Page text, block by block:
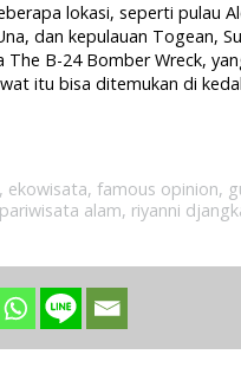
lokasi, seperti pulau
dan kepulauan Togean,
B-24 Bomber Wreck,
itu bisa ditemukan di
, ekowisata, famous opinion,
pariwisata alam, riyanni